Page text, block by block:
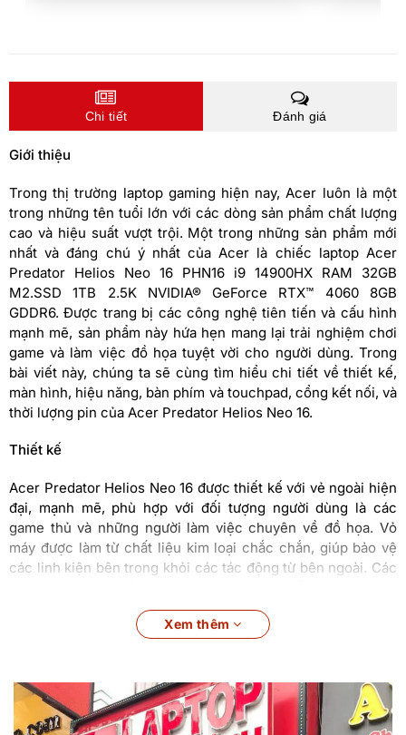
Chi tiết Đánh giá
Giới thiệu
Trong thị trường laptop gaming hiện nay, Acer luôn là một
trong những tên tuổi lớn với các dòng sản phẩm chất lượng
cao và hiệu suất vượt trội. Một trong những sản phẩm mới
nhất và đáng chú ý nhất của Acer là chiếc laptop Acer
Predator Helios Neo 16 PHN16 i9 14900HX RAM 32GB
M2.SSD 1TB 2.5K NVIDIA® GeForce RTX™ 4060 8GB
GDDR6. Được trang bị các công nghệ tiên tiến và cấu hình
mạnh mẽ, sản phẩm này hứa hẹn mang lại trải nghiệm chơi
game và làm việc đồ họa tuyệt vời cho người dùng. Trong
bài viết này, chúng ta sẽ cùng tìm hiểu chi tiết về thiết kế,
màn hình, hiệu năng, bàn phím và touchpad, cổng kết nối, và
thời lượng pin của Acer Predator Helios Neo 16.
Thiết kế
Acer Predator Helios Neo 16 được thiết kế với vẻ ngoài hiện
đại, mạnh mẽ, phù hợp với đối tượng người dùng là các
game thủ và những người làm việc chuyên về đồ họa. Vỏ
máy được làm từ chất liệu kim loại chắc chắn, giúp bảo vệ
các linh kiện bên trong khỏi các tác động từ bên ngoài. Các
Predator nổi bật, tạo nên một vẻ ngoài đầy ấn tượng.
bàn phím thoải mái. Máy có độ dày vừa phải, không quá
mỏng để giữ được sự chắc chắn nhưng cũng không quá dày
để dễ dàng mang theo. Các lỗ thông gió được bố trí hợp lý
Xem thêm